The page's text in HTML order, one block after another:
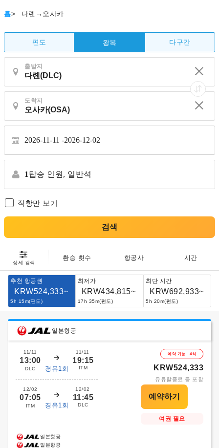
홈> 다롄→오사카
편도 왕복 다구간
출발지
도착지
2026-11-11 2026-12-02
1 탑승 인원, 일반석
직항만 보기
검색
상세 검색
환승 횟수 항공사 시간
추천 항공권
KRW524,333~
5h 15m(편도)
최저가
KRW434,815~
17h 35m(편도)
최단 시간
KRW692,933~
5h 20m(편도)
일본항공
11/11
13:00
DLC 경유1회
11/11
19:15
ITM
12/02
07:05
ITM 경유1회
12/02
11:45
DLC
예약 가능 4석
KRW524,333
유류할증료 등 포함
여권 필요
일본항공
일본항공